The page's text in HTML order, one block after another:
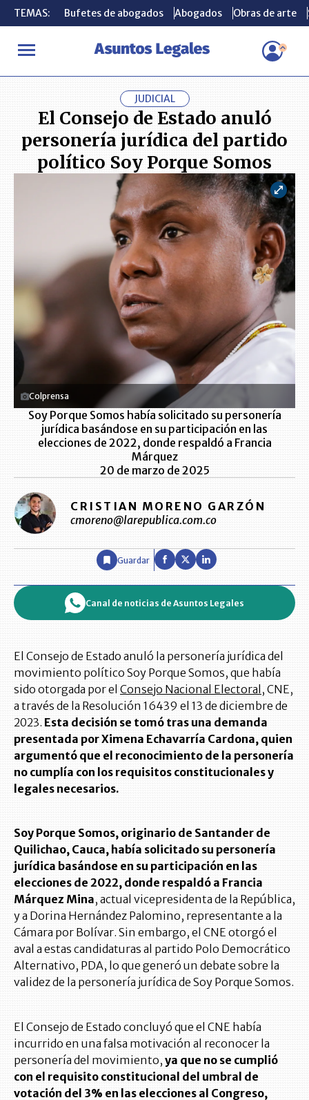
TEMAS: Bufetes de abogados Abogados Obras de arte
INICIO ACTUALIDAD El Consejo de Estado anuló personería
TEMAS: Bufetes de abogados Abogados Obras de arte
JUDICIAL
El Consejo de Estado anuló
personería jurídica del partido
político Soy Porque Somos
Colprensa
Soy Porque Somos había solicitado su personería
jurídica basándose en su participación en las
elecciones de 2022, donde respaldó a Francia
Márquez
20 de marzo de 2025
CRISTIAN MORENO GARZÓN
cmoreno@larepublica.com.co
Guardar
Canal de noticias de Asuntos Legales
El Consejo de Estado anuló la personería jurídica del
movimiento político Soy Porque Somos, que había
sido otorgada por el Consejo Nacional Electoral, CNE,
a través de la Resolución 16439 el 13 de diciembre de
2023. Esta decisión se tomó tras una demanda
presentada por Ximena Echavarría Cardona, quien
argumentó que el reconocimiento de la personería
no cumplía con los requisitos constitucionales y
legales necesarios.
Soy Porque Somos, originario de Santander de
Quilichao, Cauca, había solicitado su personería
jurídica basándose en su participación en las
elecciones de 2022, donde respaldó a Francia
Márquez Mina, actual vicepresidenta de la República,
y a Dorina Hernández Palomino, representante a la
Cámara por Bolívar. Sin embargo, el CNE otorgó el
aval a estas candidaturas al partido Polo Democrático
Alternativo, PDA, lo que generó un debate sobre la
validez de la personería jurídica de Soy Porque Somos.
El Consejo de Estado concluyó que el CNE había
incurrido en una falsa motivación al reconocer la
personería del movimiento, ya que no se cumplió
con el requisito constitucional del umbral de
votación del 3% en las elecciones al Congreso,